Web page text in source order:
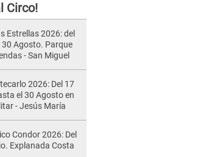
Circo!
Estrellas 2026: del
30 Agosto. Parque
- San Miguel
2026: Del 17
el 30 Agosto en
- Jesús María
Condor 2026: Del
Explanada Costa